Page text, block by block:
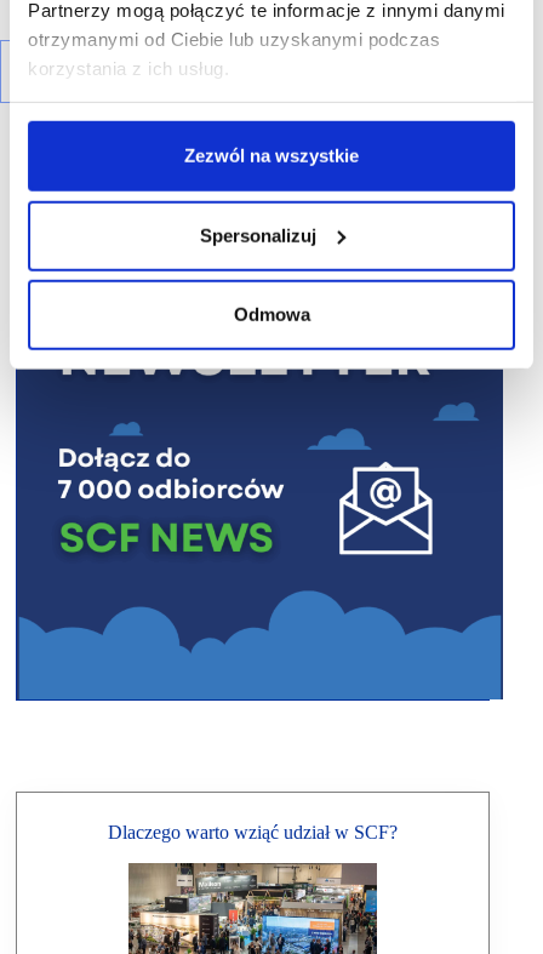
Partnerzy mogą połączyć te informacje z innymi danymi
otrzymanymi od Ciebie lub uzyskanymi podczas
korzystania z ich usług.
Zezwól na wszystkie
Spersonalizuj
Odmowa
R E K L A M A
Dlaczego warto wziąć udział w SCF?